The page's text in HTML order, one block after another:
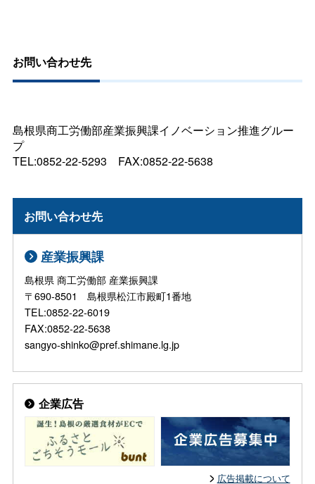
お問い合わせ先
島根県商工労働部産業振興課イノベーション推進グルー
プ
TEL:0852-22-5293 FAX:0852-22-5638
お問い合わせ先
産業振興課
島根県 商工労働部 産業振興課
〒690-8501 島根県松江市殿町1番地
TEL:0852-22-6019
FAX:0852-22-5638
sangyo-shinko@pref.shimane.lg.jp
企業広告
広告掲載について